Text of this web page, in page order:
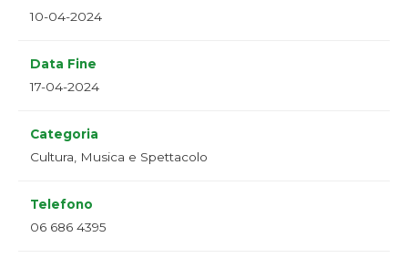
10-04-2024
Data Fine
17-04-2024
Categoria
Cultura, Musica e Spettacolo
Telefono
06 686 4395